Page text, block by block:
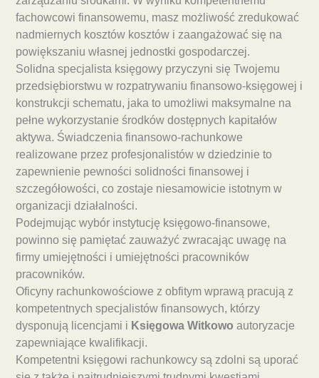
fachowcowi finansowemu, masz możliwość zredukować
nadmiernych kosztów kosztów i zaangażować się na
powiększaniu własnej jednostki gospodarczej.
Solidna specjalista księgowy przyczyni się Twojemu
przedsiębiorstwu w rozpatrywaniu finansowo-księgowej i
konstrukcji schematu, jaka to umożliwi maksymalne na
pełne wykorzystanie środków dostępnych kapitałów
aktywa. Świadczenia finansowo-rachunkowe
realizowane przez profesjonalistów w dziedzinie to
zapewnienie pewności solidności finansowej i
szczegółowości, co zostaje niesamowicie istotnym w
organizacji działalności.
Podejmując wybór instytucję księgowo-finansowe,
powinno się pamiętać zauważyć zwracając uwagę na
firmy umiejętności i umiejętności pracowników
pracowników.
Oficyny rachunkowościowe z obfitym wprawą pracują z
kompetentnych specjalistów finansowych, którzy
dysponują licencjami i Księgowa Witkowo autoryzacje
zapewniające kwalifikacji.
Kompetentni księgowi rachunkowcy są zdolni są uporać